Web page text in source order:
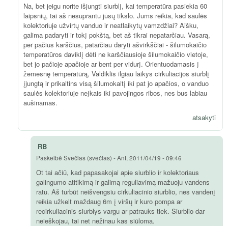
Na, bet jeigu norite išjungti siurblį, kai temperatūra pasiekia 60
laipsnių, tai aš nesuprantu jūsų tikslo. Jums reikia, kad saulės
kolektoriuje užvirtų vanduo ir neatlaikytų vamzdžiai? Aišku,
galima padaryti ir tokį pokštą, bet aš tikrai nepatarčiau. Vasarą,
per pačius karščius, patarčiau daryti ašvirkščiai - šilumokaičio
temperatūros daviklį dėti ne karščiausioje šilumokaičio vietoje,
bet jo pačioje apačioje ar bent per vidurį. Orientuodamasis į
žemesnę temperatūrą, Valdiklis ilgiau laikys cirkuliacijos siurblį
įjungtą ir prikaitins visą šilumokaitį iki pat jo apačios, o vanduo
saulės kolektoriuje neįkais iki pavojingos ribos, nes bus labiau
aušinamas.
atsakyti
RB
Paskelbė Svečias (svečias) -Ant, 2011/04/19 - 09:46
Ot tai ačiū, kad papasakojai apie siurblio ir kolektoriaus
galingumo atitikimą ir galimą reguliavimą mažuoju vandens
ratu. Aš turbūt neišvengsiu cirkuliacinio siurblio, nes vandenį
reikia užkelt maždaug 6m į viršų ir kuro pompa ar
recirkuliacinis siurblys vargu ar patrauks tiek. Siurblio dar
neieškojau, tai net nežinau kas siūloma.